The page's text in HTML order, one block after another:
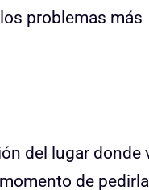
problemas más
del lugar donde
de